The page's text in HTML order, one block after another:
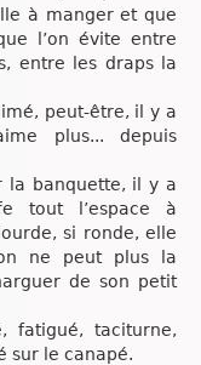
à manger et que
l’on évite entre
entre les draps la
peut-être, il y a
plus... depuis
la banquette, il y a
tout l’espace à
si ronde, elle
ne peut plus la
de son petit
fatigué, taciturne,
sur le canapé.